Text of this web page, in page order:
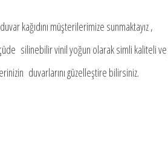
kağıdını müşterilerimize sunmaktayız ,
silinebilir vinil yoğun olarak simli kaliteli ve
duvarlarını güzelleştire bilirsiniz.